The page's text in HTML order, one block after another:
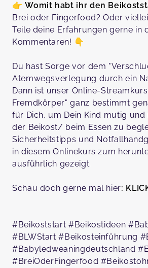
👉Womit habt ihr den
Brei oder Fingerfood? Oder
Teile deine Erfahrungen gerne in
Kommentaren! 👇
Du hast Sorge vor dem
Atemwegsverlegung durch ein
Dann ist unser Online-
Fremdkörper" ganz bestimmt
für Dich, um Dein Kind mutig und
der Beikost/ beim Essen zu
Sicherheitstipps und
in diesem Onlinekurs zum
ausführlich gezeigt.
Schau doch gerne mal hier:
#Beikoststart #Beikostideen
#BLWStart #Beikosteinführung
#Babyledweaningdeutschland
#BreiOderFingerfood